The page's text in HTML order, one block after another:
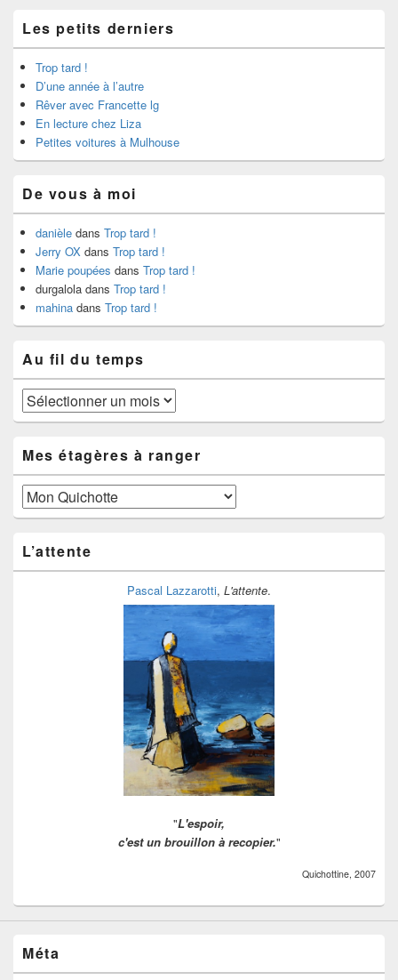
Les petits derniers
Trop tard !
D’une année à l’autre
Rêver avec Francette lg
En lecture chez Liza
Petites voitures à Mulhouse
De vous à moi
danièle dans Trop tard !
Jerry OX dans Trop tard !
Marie poupées dans Trop tard !
durgalola dans Trop tard !
mahina dans Trop tard !
Au fil du temps
Au
fil
temps
Mes étagères à ranger
Mes
étagères
ranger
L’attente
Pascal Lazzarotti, L'attente.
"L'espoir,
c'est un brouillon à recopier."
Quichottine, 2007
Méta